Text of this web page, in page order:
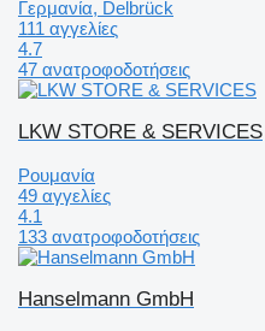
Γερμανία, Delbrück
111 αγγελίες
4.7
47 ανατροφοδοτήσεις
LKW STORE & SERVICES
Ρουμανία
49 αγγελίες
4.1
133 ανατροφοδοτήσεις
Hanselmann GmbH